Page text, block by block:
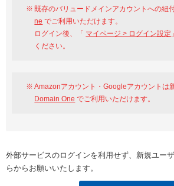
既存のバリュードメインアカウントへの紐
ne でご利用いただけます。
ログイン後、「 マイページ > ログイン設定
ください。
Amazonアカウント・Googleアカウントは
Domain One でご利用いただけます。
外部サービスのログインを利用せず、新規ユー
らからお願いいたします。